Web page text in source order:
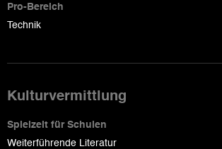
Pro-Bereich
Technik
Kulturvermittlung
Spielzeit für Schulen
Weiterführende Literatur